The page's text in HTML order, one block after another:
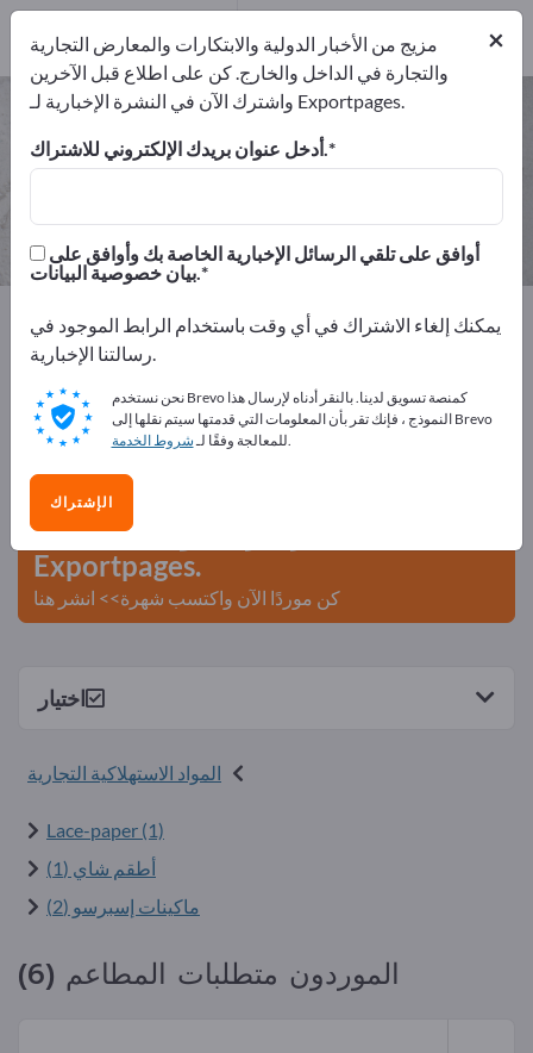
متطلبات المطاعم – اعثر على الشركات
المصنعة والموردين
المصدرين6
المصنعين 6
Exportpages
المواد الصناعية والمواد المعدنية
المواد الاستهلاكية التجارية
متطلبات المطاعم
أعلن مجانًا على Exportpages!
الاحتياجات – العروض – السلع المستعملة – جهات الاتصال
التجارية >> ابدأ من هنا
انشر شركتك ومنتجاتك على
Exportpages.
كن موردًا الآن واكتسب شهرة>> انشر هنا
اختيار
المواد الاستهلاكية التجارية
Lace-paper (1)
أطقم شاي (1)
ماكينات إسبرسو (2)
الموردون متطلبات المطاعم (6)
×
مزيج من الأخبار الدولية والابتكارات والمعارض التجارية
والتجارة في الداخل والخارج. كن على اطلاع قبل الآخرين
واشترك الآن في النشرة الإخبارية لـ Exportpages.
أدخل عنوان بريدك الإلكتروني للاشتراك.
بيان خصوصية البيانات.
يمكنك إلغاء الاشتراك في أي وقت باستخدام الرابط الموجود في
رسالتنا الإخبارية.
نحن نستخدم Brevo كمنصة تسويق لدينا. بالنقر أدناه لإرسال هذا
النموذج ، فإنك تقر بأن المعلومات التي قدمتها سيتم نقلها إلى Brevo
للمعالجة وفقًا لـشروط الخدمة .
الإشتراك